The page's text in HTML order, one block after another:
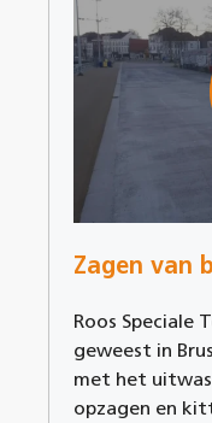
Zagen van
Roos Speciale
geweest in
met het
opzagen en